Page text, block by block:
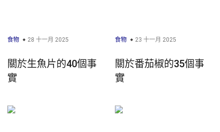
食物 28 十一月 2025
關於生魚片的40個事
實
食物 23 十一月 2025
關於番茄椒的35個事
實